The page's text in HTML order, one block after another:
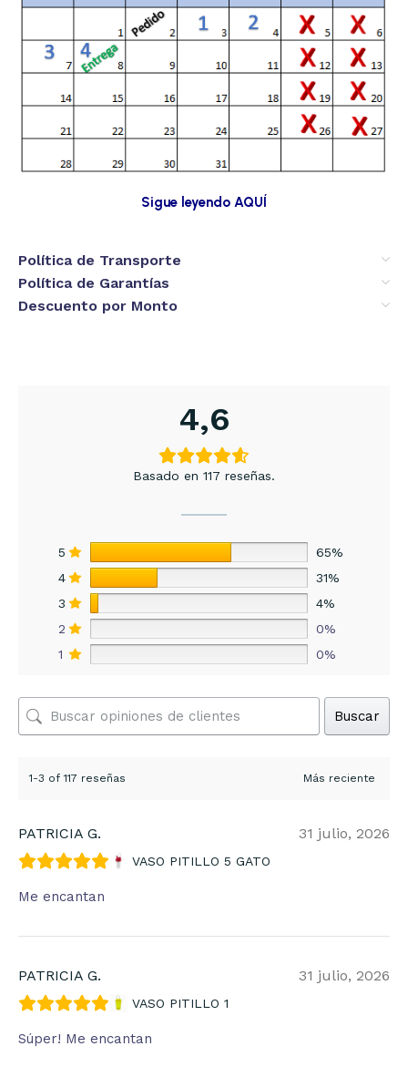
Sigue leyendo AQUÍ
Política de Transporte
Política de Garantías
Descuento por Monto
4,6
Basado en 117 reseñas.
5
65%
4
31%
3
4%
2
0%
1
0%
Buscar
1-3 of 117 reseñas
PATRICIA G. 31 julio, 2026
VASO PITILLO 5 GATO
Me encantan
PATRICIA G. 31 julio, 2026
VASO PITILLO 1
Súper! Me encantan